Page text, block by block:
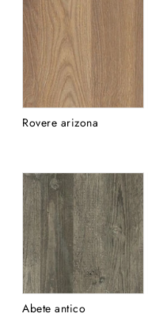
Rovere arizona
Abete antico